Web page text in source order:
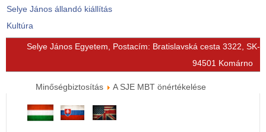
Selye János állandó kiállítás
Kultúra
© FreeJoomla! 3 Modules - by VinaGecko.com
Selye János Egyetem, Postacím: Bratislavská cesta 3322, SK-
94501 Komárno
Minőségbiztosítás A SJE MBT önértékelése